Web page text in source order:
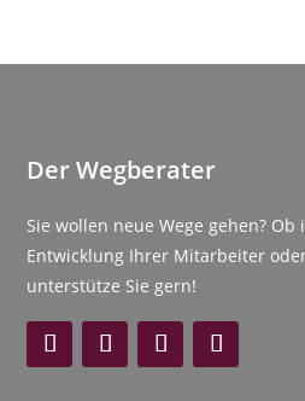
Der Wegberater
Sie wollen neue Wege gehen?
Entwicklung Ihrer Mitarbeiter
unterstütze Sie gern!